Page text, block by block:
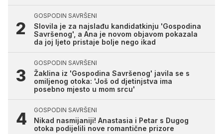
GOSPODIN SAVRŠENI
Slovila je za najslađu kandidatkinju 'Gospodina
Savršenog', a Ana je novom objavom pokazala
da joj ljeto pristaje bolje nego ikad
GOSPODIN SAVRŠENI
Žaklina iz 'Gospodina Savršenog' javila se s
omiljenog otoka: 'Još od djetinjstva ima
posebno mjesto u mom srcu'
GOSPODIN SAVRŠENI
Nikad nasmijaniji! Anastasia i Petar s Dugog
otoka podijelili nove romantične prizore